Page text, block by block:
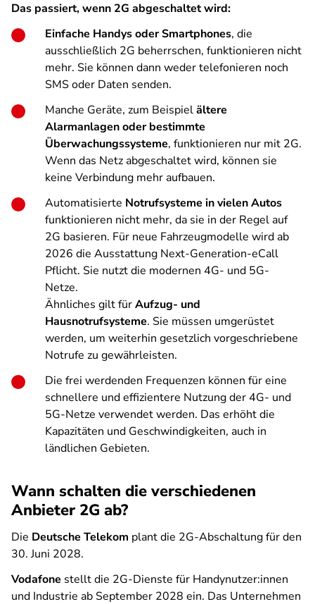
Das passiert, wenn 2G abgeschaltet wird:
Einfache Handys oder Smartphones, die
ausschließlich 2G beherrschen, funktionieren nicht
mehr. Sie können dann weder telefonieren noch
SMS oder Daten senden.
Manche Geräte, zum Beispielältere
Alarmanlagen oder bestimmte
Überwachungssysteme, funktionieren nur mit 2G.
Wenn das Netz abgeschaltet wird, können sie
keine Verbindung mehr aufbauen.
Automatisierte Notrufsysteme in vielen Autos
funktionieren nicht mehr, da sie in der Regel auf
2G basieren. Für neue Fahrzeugmodelle wird ab
2026 die Ausstattung Next-Generation-eCall
Pflicht. Sie nutzt die modernen 4G- und 5G-
Netze.
Ähnliches gilt fürAufzug- und
Hausnotrufsysteme. Sie müssen umgerüstet
werden, um weiterhin gesetzlich vorgeschriebene
Notrufe zu gewährleisten.
Die frei werdenden Frequenzen können für eine
schnellere und effizientere Nutzung der 4G- und
5G-Netze verwendet werden. Das erhöht die
Kapazitäten und Geschwindigkeiten, auch in
ländlichen Gebieten.
Wann schalten die verschiedenen
Anbieter 2G ab?
Die Deutsche Telekom plant die 2G-Abschaltung für den
30. Juni 2028.
Vodafone stellt die 2G-Dienste für Handynutzer:innen
und Industrie ab September 2028 ein. Das Unternehmen